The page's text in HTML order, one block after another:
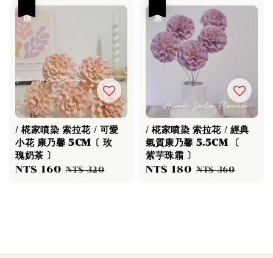
/ 椛家噴染 索拉花 / 可愛
小花 康乃馨 5CM〔 玫
瑰奶茶 〕
Sale
NT$ 160 Regular
NT$ 320
/ 椛家噴染 索拉花 / 經典
氣質康乃馨 5.5CM 〔
紫芋珠霜 〕
Sale
NT$ 180 Regular
NT$ 360